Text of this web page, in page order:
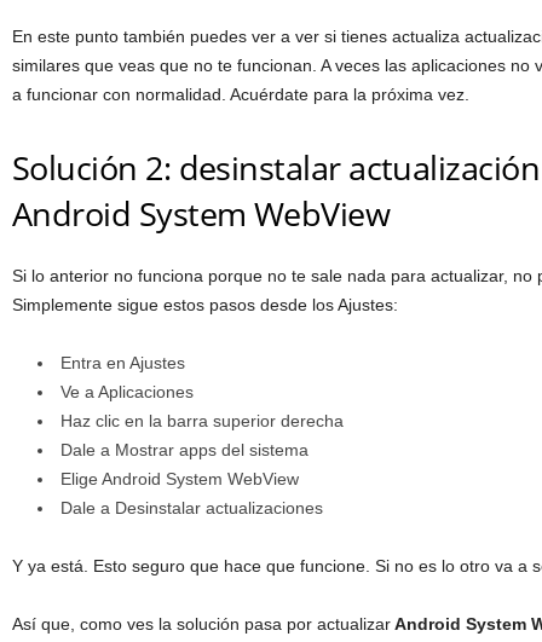
En este punto también puedes ver a ver si tienes actualiza
similares que veas que no te funcionan. A veces las aplicaciones no
a funcionar con normalidad. Acuérdate para la próxima vez.
Solución 2: desinstalar
Android System WebView
Si lo anterior no funciona porque no te sale nada para actualizar, no
Simplemente sigue estos pasos desde los Ajustes:
Entra en Ajustes
Ve a Aplicaciones
Haz clic en la barra superior derecha
Dale a Mostrar apps del sistema
Elige Android System WebView
Dale a Desinstalar actualizaciones
Y ya está. Esto seguro que hace que funcione. Si no es lo otro va a
Así que, como ves la solución pasa por actualizarAndroid System